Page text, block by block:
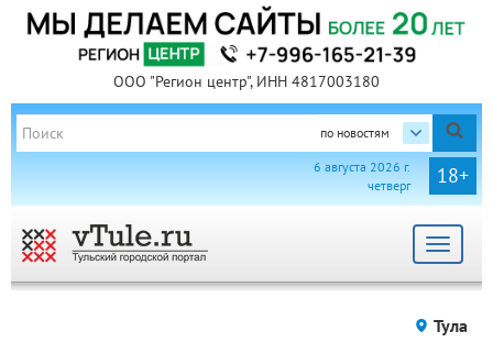
ООО "Регион центр", ИНН 4817003180
по новостям
18+
6 августа 2026 г.
четверг
Toggle
Тула